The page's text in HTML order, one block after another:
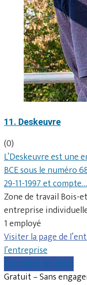
11. Deskeuvre
(0)
L’Deskeuvre est une
BCE sous le numéro
29-11-1997 et compte…
Zone de travail Bois-
entreprise
1 employé
Visiter la page de
l’entreprise
Comparer les devis
Gratuit – Sans